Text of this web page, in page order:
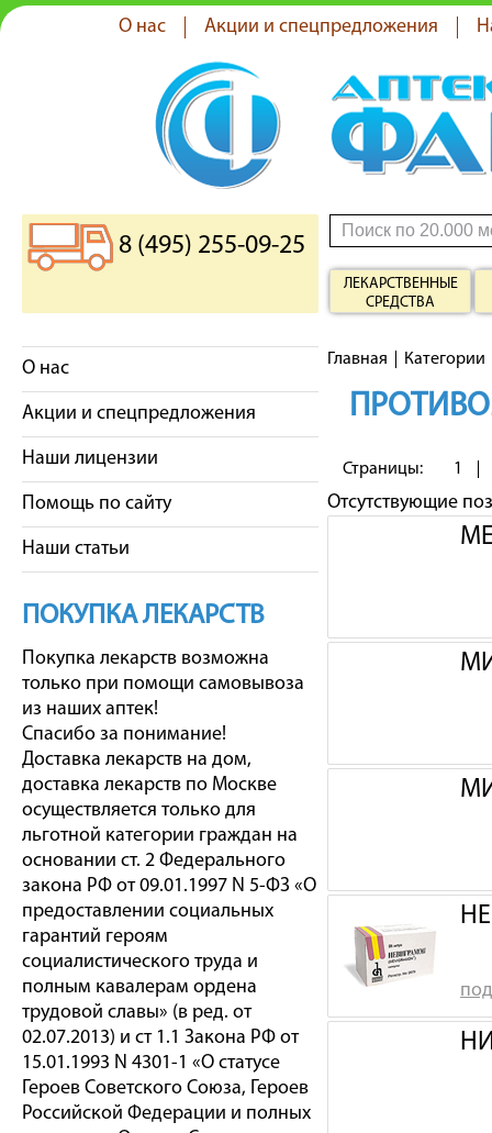
О нас Акции и спецпредложения
8 (495) 255-09-25
ЛЕКАРСТВЕННЫЕ
СРЕДСТВА
О нас
Акции и спецпредложения
Наши лицензии
Помощь по сайту
Наши статьи
ПОКУПКА ЛЕКАРСТВ
Покупка лекарств возможна
только при помощи самовывоза
из наших аптек!
Спасибо за понимание!
Доставка лекарств на дом,
доставка лекарств по Москве
осуществляется только для
льготной категории граждан на
основании ст. 2 Федерального
закона РФ от 09.01.1997 N 5-ФЗ «О
предоставлении социальных
гарантий героям
социалистического труда и
полным кавалерам ордена
трудовой славы» (в ред. от
02.07.2013) и ст 1.1 Закона РФ от
15.01.1993 N 4301-1 «О статусе
Героев Советского Союза, Героев
Российской Федерации и полных
Главная Категории
Страницы: 1
Отсутствующие